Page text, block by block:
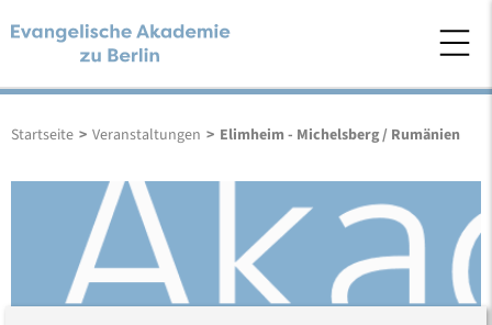
Startseite > Veranstaltungen > Elimheim - Michelsberg / Rumänien